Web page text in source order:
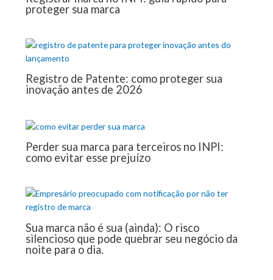
proteger sua marca
Registro de Patente: como proteger sua
inovação antes de 2026
Perder sua marca para terceiros no INPI:
como evitar esse prejuízo
Sua marca não é sua (ainda): O risco
silencioso que pode quebrar seu negócio da
noite para o dia.